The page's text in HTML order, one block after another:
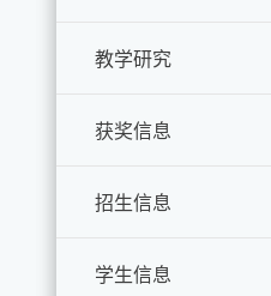
教学研究
获奖信息
招生信息
学生信息